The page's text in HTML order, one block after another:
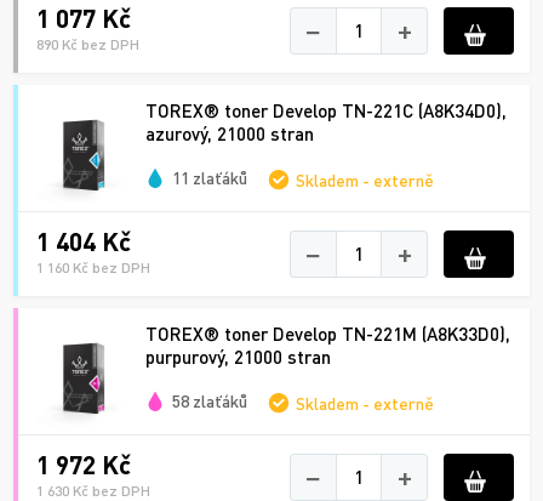
1 077 Kč
890 Kč bez DPH − +
TOREX® toner Develop TN-221C (A8K34D0),
azurový, 21000 stran
11 zlaťáků Skladem - externě
1 404 Kč
1 160 Kč bez DPH − +
TOREX® toner Develop TN-221M (A8K33D0),
purpurový, 21000 stran
58 zlaťáků Skladem - externě
1 972 Kč
1 630 Kč bez DPH − +